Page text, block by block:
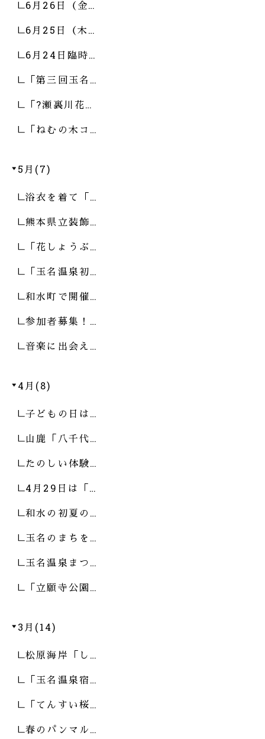
6月26日（金…
6月25日（木…
6月24日臨時…
「第三回玉名…
「?瀬裏川花…
「ねむの木コ…
5月(7)
浴衣を着て「…
熊本県立装飾…
「花しょうぶ…
「玉名温泉初…
和水町で開催…
参加者募集！…
音楽に出会え…
4月(8)
子どもの日は…
山鹿「八千代…
たのしい体験…
4月29日は「…
和水の初夏の…
玉名のまちを…
玉名温泉まつ…
「立願寺公園…
3月(14)
松原海岸「し…
「玉名温泉宿…
「てんすい桜…
春のパンマル…